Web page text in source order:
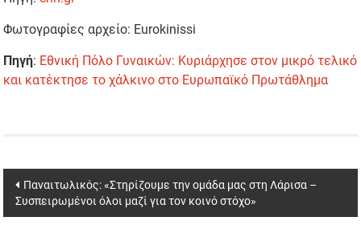
Φωτογραφίες αρχείο: Eurokinissi
Πηγή: Εθνική Πόλο Γυναικών: Κυριάρχησε στον μικρό τελικό
και κατέκτησε το χάλκινο στο Ευρωπαϊκό Πρωτάθλημα
Post
navigation
Παναιτωλικός: «Στηρίζουμε την ομάδα μας στη Λάρισα –
Συσπειρωμένοι όλοι μαζί για τον κοινό στόχο»